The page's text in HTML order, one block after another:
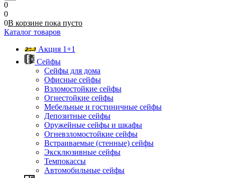
0
0
0В корзине пока пусто
Каталог товаров
Акция 1+1
Сейфы
Сейфы для дома
Офисные сейфы
Взломостойкие сейфы
Огнестойкие сейфы
Мебельные и гостиничные сейфы
Депозитные сейфы
Оружейные сейфы и шкафы
Огневзломостойкие сейфы
Встраиваемые (стенные) сейфы
Эксклюзивные сейфы
Темпокассы
Автомобильные сейфы